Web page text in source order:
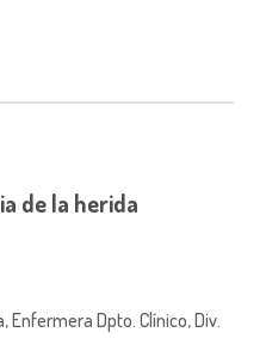
de la herida
Dpto. Clínico, Div.